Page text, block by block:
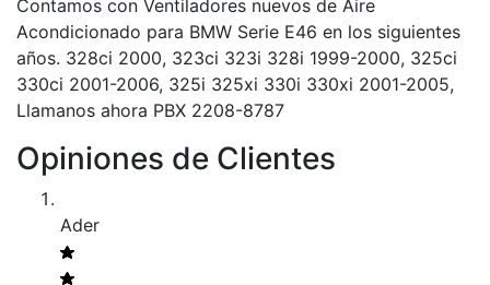
Contamos con Ventiladores nuevos de Aire
Acondicionado para BMW Serie E46 en los siguientes
años. 328ci 2000, 323ci 323i 328i 1999-2000, 325ci
330ci 2001-2006, 325i 325xi 330i 330xi 2001-2005,
Llamanos ahora PBX 2208-8787
Opiniones de Clientes
Ader